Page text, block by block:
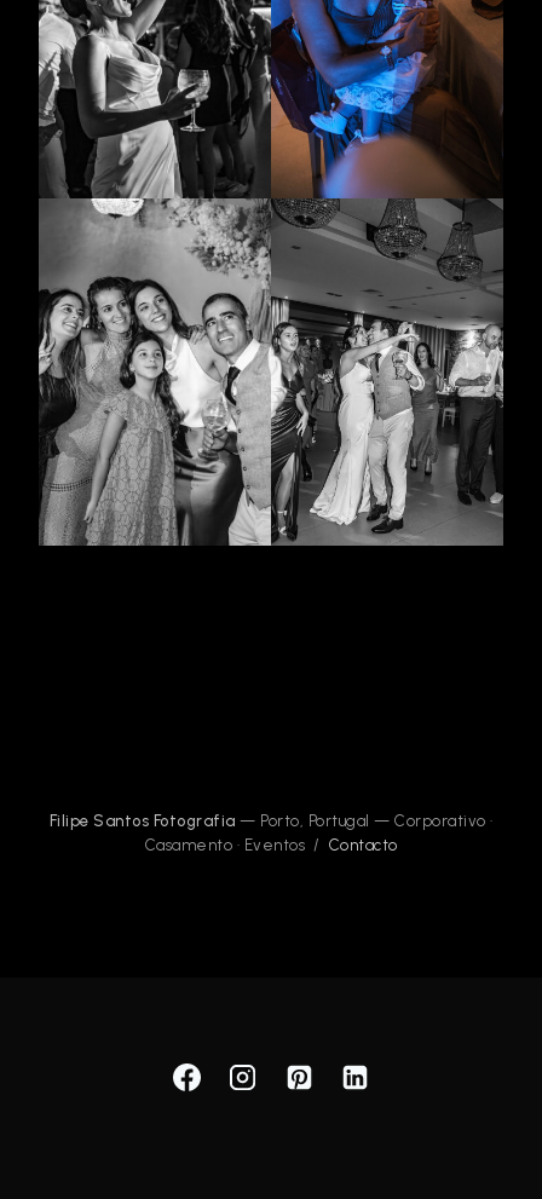
Filipe Santos Fotografia — Porto, Portugal — Corporativo ·
Casamento · Eventos / Contacto